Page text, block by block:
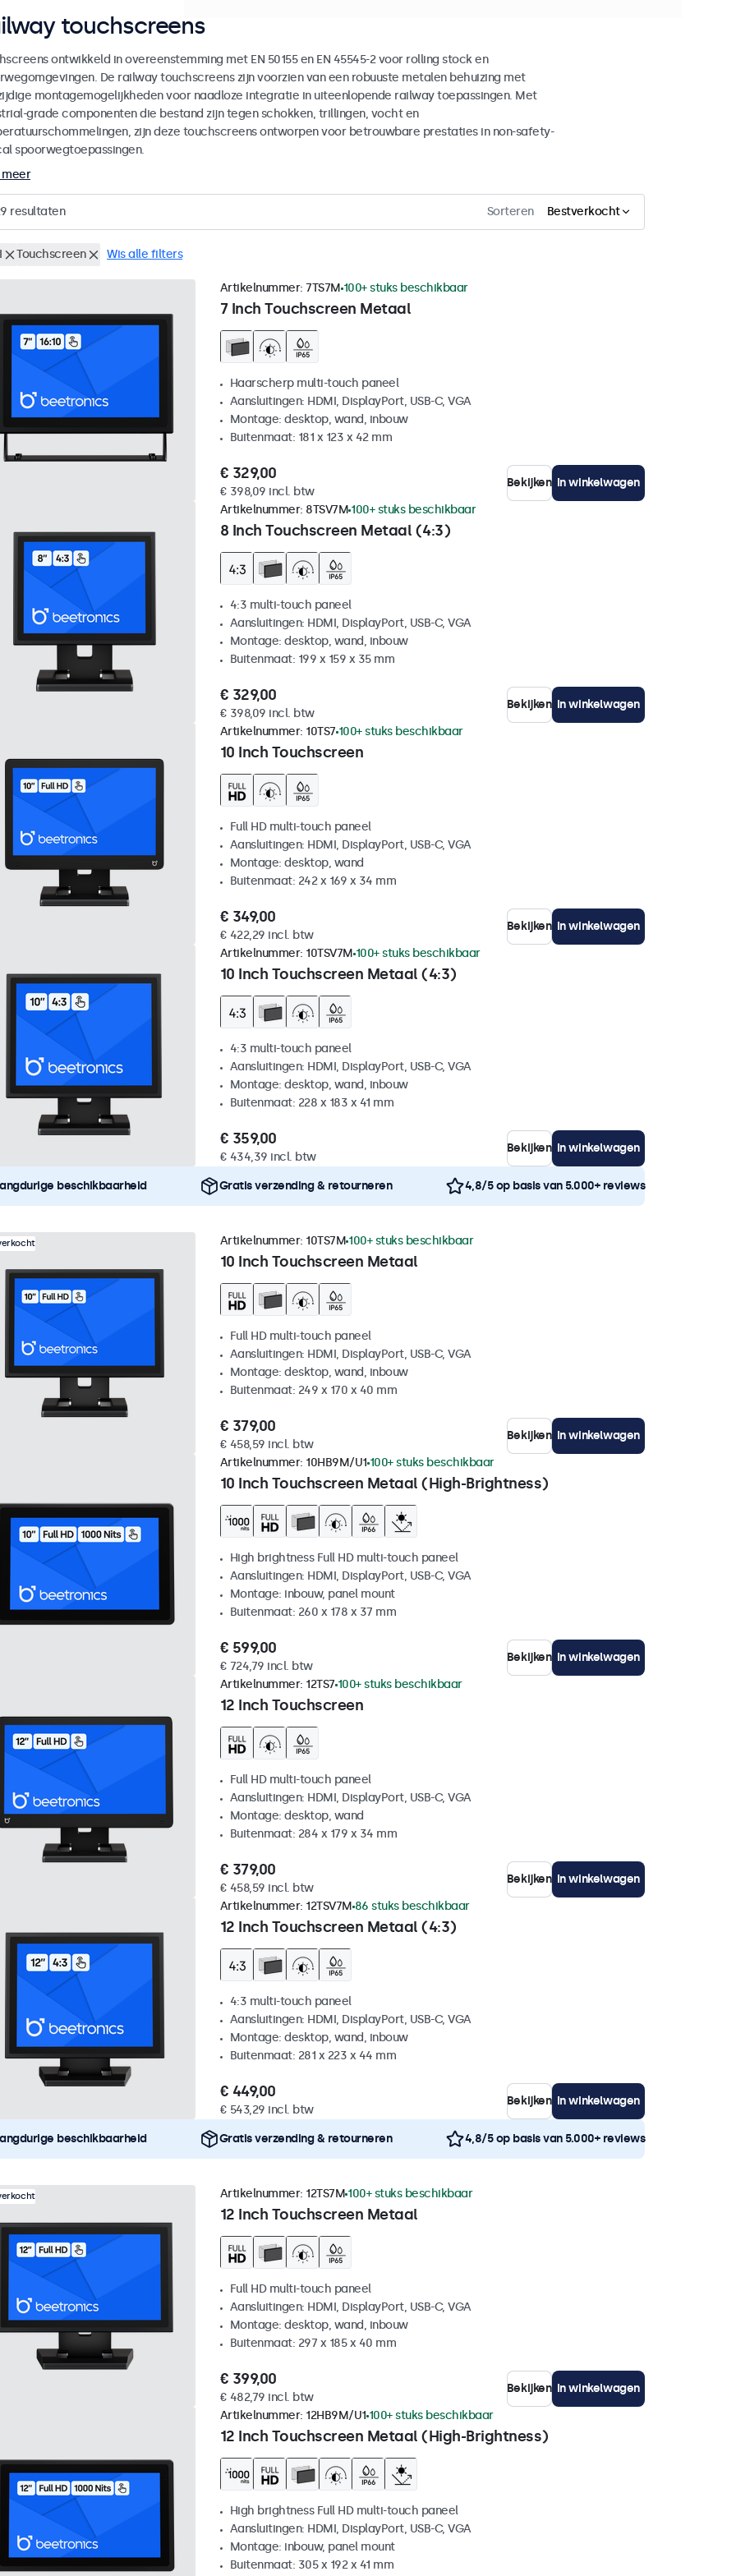
touchscreens
ontwikkeld in overeenstemming met EN 50155 en EN 45545-2 voor rolling stock en
De railway touchscreens zijn voorzien van een robuuste metalen behuizing met
montagemogelijkheden voor naadloze integratie in uiteenlopende railway toepassingen. Met
grade componenten die bestand zijn tegen schokken, trillingen, vocht en
zijn deze touchscreens ontworpen voor betrouwbare prestaties in non-safety-
spoorwegtoepassingen.
meer
resultaten Sorteren Bestverkocht
Touchscreen Wis alle filters
7 Inch Touchscreen Metaal
Artikelnummer: 7TS7M 100+ stuks beschikbaar
Haarscherp multi-touch paneel
Aansluitingen: HDMI, DisplayPort, USB-C, VGA
Montage: desktop, wand, inbouw
Buitenmaat: 181 x 123 x 42 mm
€ 329,00
€ 398,09 incl. btw
Bekijken In winkelwagen
8 Inch Touchscreen Metaal (4:3)
Artikelnummer: 8TSV7M 100+ stuks beschikbaar
4:3 multi-touch paneel
Aansluitingen: HDMI, DisplayPort, USB-C, VGA
Montage: desktop, wand, inbouw
Buitenmaat: 199 x 159 x 35 mm
€ 329,00
€ 398,09 incl. btw
Bekijken In winkelwagen
10 Inch Touchscreen
Artikelnummer: 10TS7 100+ stuks beschikbaar
Full HD multi-touch paneel
Aansluitingen: HDMI, DisplayPort, USB-C, VGA
Montage: desktop, wand
Buitenmaat: 242 x 169 x 34 mm
€ 349,00
€ 422,29 incl. btw
Bekijken In winkelwagen
10 Inch Touchscreen Metaal (4:3)
Artikelnummer: 10TSV7M 100+ stuks beschikbaar
4:3 multi-touch paneel
Aansluitingen: HDMI, DisplayPort, USB-C, VGA
Montage: desktop, wand, inbouw
Buitenmaat: 228 x 183 x 41 mm
€ 359,00
€ 434,39 incl. btw
Bekijken In winkelwagen
beschikbaarheid Gratis verzending & retourneren 4,8/5 op basis van 5.000+ reviews
10 Inch Touchscreen Metaal
Artikelnummer: 10TS7M 100+ stuks beschikbaar
Full HD multi-touch paneel
Aansluitingen: HDMI, DisplayPort, USB-C, VGA
Montage: desktop, wand, inbouw
Buitenmaat: 249 x 170 x 40 mm
€ 379,00
€ 458,59 incl. btw
Bekijken In winkelwagen
10 Inch Touchscreen Metaal (High-Brightness)
Artikelnummer: 10HB9M/U1 100+ stuks beschikbaar
High brightness Full HD multi-touch paneel
Aansluitingen: HDMI, DisplayPort, USB-C, VGA
Montage: inbouw, panel mount
Buitenmaat: 260 x 178 x 37 mm
€ 599,00
€ 724,79 incl. btw
Bekijken In winkelwagen
12 Inch Touchscreen
Artikelnummer: 12TS7 100+ stuks beschikbaar
Full HD multi-touch paneel
Aansluitingen: HDMI, DisplayPort, USB-C, VGA
Montage: desktop, wand
Buitenmaat: 284 x 179 x 34 mm
€ 379,00
€ 458,59 incl. btw
Bekijken In winkelwagen
12 Inch Touchscreen Metaal (4:3)
Artikelnummer: 12TSV7M 86 stuks beschikbaar
4:3 multi-touch paneel
Aansluitingen: HDMI, DisplayPort, USB-C, VGA
Montage: desktop, wand, inbouw
Buitenmaat: 281 x 223 x 44 mm
€ 449,00
€ 543,29 incl. btw
Bekijken In winkelwagen
beschikbaarheid Gratis verzending & retourneren 4,8/5 op basis van 5.000+ reviews
12 Inch Touchscreen Metaal
Artikelnummer: 12TS7M 100+ stuks beschikbaar
Full HD multi-touch paneel
Aansluitingen: HDMI, DisplayPort, USB-C, VGA
Montage: desktop, wand, inbouw
Buitenmaat: 297 x 185 x 40 mm
€ 399,00
€ 482,79 incl. btw
Bekijken In winkelwagen
12 Inch Touchscreen Metaal (High-Brightness)
Artikelnummer: 12HB9M/U1 100+ stuks beschikbaar
High brightness Full HD multi-touch paneel
Aansluitingen: HDMI, DisplayPort, USB-C, VGA
Montage: inbouw, panel mount
Buitenmaat: 305 x 192 x 41 mm